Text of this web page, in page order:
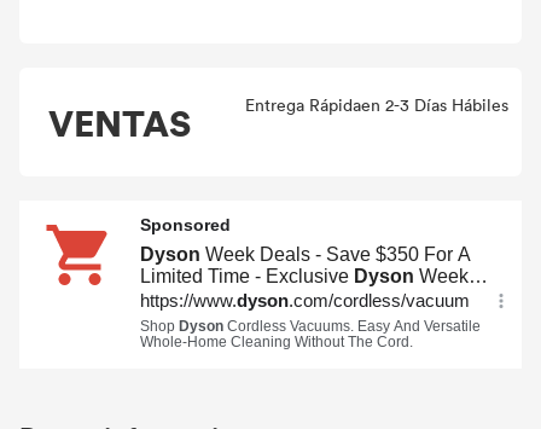
VENTAS Entrega Rápidaen 2-3 Días Hábiles